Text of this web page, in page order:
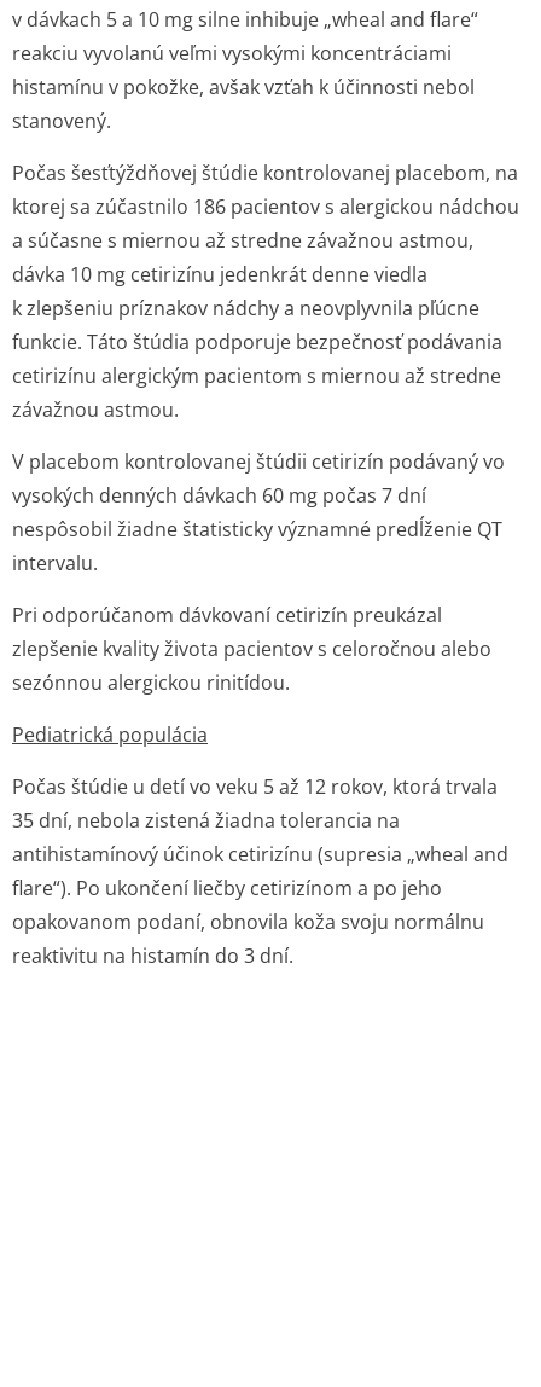
v dávkach 5 a 10 mg silne inhibuje „wheal and flare“
reakciu vyvolanú veľmi vysokými koncentráciami
histamínu v pokožke, avšak vzťah k účinnosti nebol
stanovený.
Počas šesťtýždňovej štúdie kontrolovanej placebom, na
ktorej sa zúčastnilo 186 pacientov s alergickou nádchou
a súčasne s miernou až stredne závažnou astmou,
dávka 10 mg cetirizínu jedenkrát denne viedla
k zlepšeniu príznakov nádchy a neovplyvnila pľúcne
funkcie. Táto štúdia podporuje bezpečnosť podávania
cetirizínu alergickým pacientom s miernou až stredne
závažnou astmou.
V placebom kontrolovanej štúdii cetirizín podávaný vo
vysokých denných dávkach 60 mg počas 7 dní
nespôsobil žiadne štatisticky významné predĺženie QT
intervalu.
Pri odporúčanom dávkovaní cetirizín preukázal
zlepšenie kvality života pacientov s celoročnou alebo
sezónnou alergickou rinitídou.
Pediatrická populácia
Počas štúdie u detí vo veku 5 až 12 rokov, ktorá trvala
35 dní, nebola zistená žiadna tolerancia na
antihistamínový účinok cetirizínu (supresia „wheal and
flare“). Po ukončení liečby cetirizínom a po jeho
opakovanom podaní, obnovila koža svoju normálnu
reaktivitu na histamín do 3 dní.